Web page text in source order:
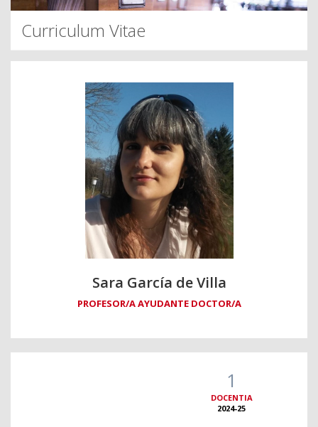
Curriculum Vitae
Sara García de Villa
PROFESOR/A AYUDANTE DOCTOR/A
1
DOCENTIA
2024-25